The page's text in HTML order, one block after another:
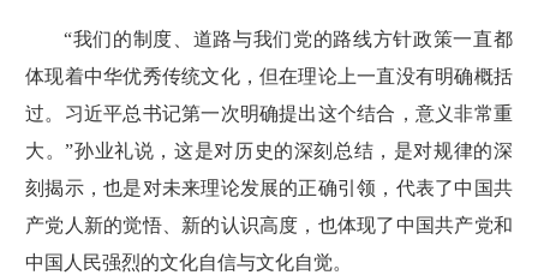
“我们的制度、道路与我们党的路线方针政策一直都
体现着中华优秀传统文化，但在理论上一直没有明确概括
过。习近平总书记第一次明确提出这个结合，意义非常重
大。”孙业礼说，这是对历史的深刻总结，是对规律的深
刻揭示，也是对未来理论发展的正确引领，代表了中国共
产党人新的觉悟、新的认识高度，也体现了中国共产党和
中国人民强烈的文化自信与文化自觉。